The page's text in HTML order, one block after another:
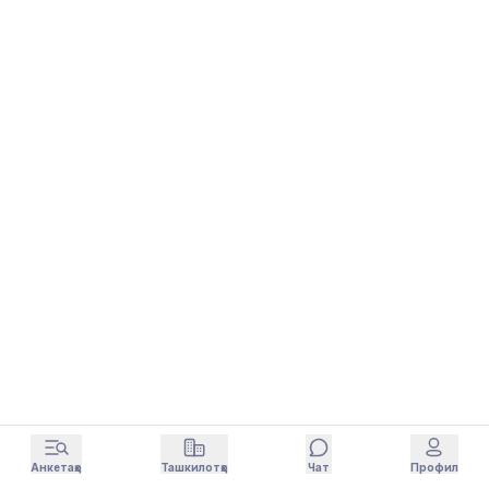
Анкетаҳо Ташкилотҳо Чат Профил